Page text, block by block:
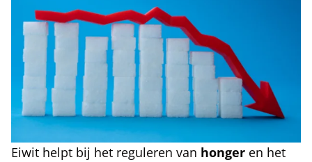
Eiwit helpt bij het reguleren van honger en het